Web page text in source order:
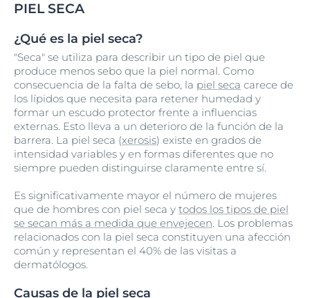
PIEL SECA
¿Qué es la piel seca?
"Seca" se utiliza para describir un tipo de piel que
produce menos sebo que la piel normal. Como
consecuencia de la falta de sebo, la piel seca carece de
los lípidos que necesita para retener humedad y
formar un escudo protector frente a influencias
externas. Esto lleva a un deterioro de la función de la
barrera. La piel seca (xerosis) existe en grados de
intensidad variables y en formas diferentes que no
siempre pueden distinguirse claramente entre sí.
Es significativamente mayor el número de mujeres
que de hombres con piel seca y todos los tipos de piel
se secan más a medida que envejecen. Los problemas
relacionados con la piel seca constituyen una afección
común y representan el 40% de las visitas a
dermatólogos.
Causas de la piel seca